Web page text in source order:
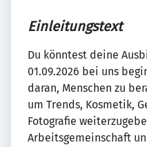
Einleitungstext
Du könntest deine
01.09.2026 bei uns
daran, Menschen zu
um Trends, Kosmetik,
Fotografie
Arbeitsgemeinschaft